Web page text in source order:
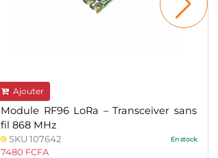
Ajouter
Module RF96 LoRa – Transceiver sans
fil 868 MHz
SKU 107642 En stock
7480 FCFA